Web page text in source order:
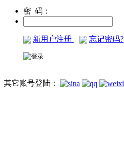
密 码：
新用户注册 忘记密码?
其它账号登陆：